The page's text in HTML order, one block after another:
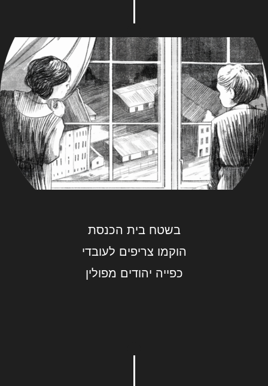
בשטח בית הכנסת
הוקמו צריפים לעובדי
כפייה יהודים מפולין